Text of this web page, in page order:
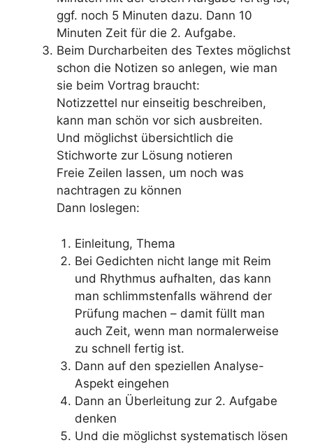
ggf. noch 5 Minuten dazu. Dann 10
Minuten Zeit für die 2. Aufgabe.
Beim Durcharbeiten des Textes möglichst
schon die Notizen so anlegen, wie man
sie beim Vortrag braucht:
Notizzettel nur einseitig beschreiben,
kann man schön vor sich ausbreiten.
Und möglichst übersichtlich die
Stichworte zur Lösung notieren
Freie Zeilen lassen, um noch was
nachtragen zu können
Dann loslegen:
Einleitung, Thema
Bei Gedichten nicht lange mit Reim
und Rhythmus aufhalten, das kann
man schlimmstenfalls während der
Prüfung machen – damit füllt man
auch Zeit, wenn man normalerweise
zu schnell fertig ist.
Dann auf den speziellen Analyse-
Aspekt eingehen
Dann an Überleitung zur 2. Aufgabe
denken
Und die möglichst systematisch lösen